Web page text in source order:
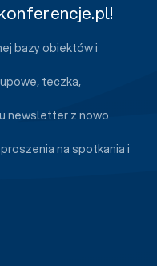
bazy obiektów i
teczka,
newsletter z nowo
na spotkania i